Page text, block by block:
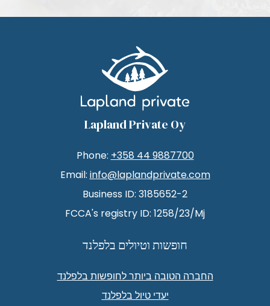
Lapland Private Oy
Phone: +358 44 9887700
Email: info@laplandprivate.com
Business ID: 3185652-2
FCCA's registry ID: 1258/23/Mj
חופשות וטיולים בלפלנד
החברה הטובה ביותר לחופשות בלפלנד
יעדי טיול בלפלנד